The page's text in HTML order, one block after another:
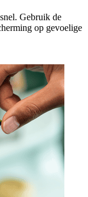
​Gebruik de
op gevoelige